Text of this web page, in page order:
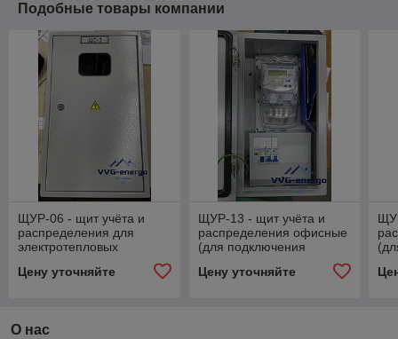
Подобные товары компании
ЩУР-06 - щит учёта и
распределения для
электротепловых
Цену уточняйте
ЩУР-13 - щит учёта и
распределения офисные
(для подключения
компьютерной техники)
Цену уточняйте
О нас